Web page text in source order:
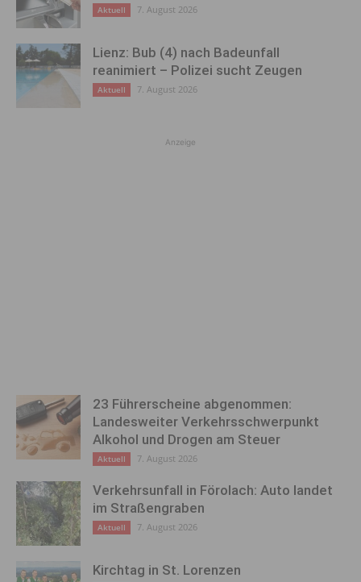
Aktuell 7. August 2026
Lienz: Bub (4) nach Badeunfall
reanimiert – Polizei sucht Zeugen
Aktuell 7. August 2026
Anzeige
23 Führerscheine abgenommen:
Landesweiter Verkehrsschwerpunkt
Alkohol und Drogen am Steuer
Aktuell 7. August 2026
Verkehrsunfall in Förolach: Auto landet
im Straßengraben
Aktuell 7. August 2026
Kirchtag in St. Lorenzen